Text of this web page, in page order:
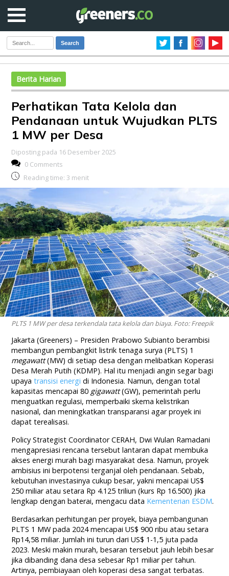
Search
Berita Harian
Perhatikan Tata Kelola dan
Pendanaan untuk Wujudkan PLTS
1 MW per Desa
Diposting pada 16 Desember 2025
0 Comments
Reading time: 3 menit
PLTS 1 MW per desa terkendala tata kelola dan biaya. Foto: Freepik
Jakarta (Greeners) – Presiden Prabowo Subianto berambisi
membangun pembangkit listrik tenaga surya (PLTS) 1
megawatt(MW) di setiap desa dengan melibatkan Koperasi
Desa Merah Putih (KDMP). Hal itu menjadi angin segar bagi
upayatransisi energi di Indonesia. Namun, dengan total
kapasitas mencapai 80 gigawatt(GW), pemerintah perlu
menguatkan regulasi, memperbaiki skema kelistrikan
nasional, dan meningkatkan transparansi agar proyek ini
dapat terealisasi.
Policy Strategist Coordinator CERAH, Dwi Wulan Ramadani
mengapresiasi rencana tersebut lantaran dapat membuka
akses energi murah bagi masyarakat desa. Namun, proyek
ambisius ini berpotensi terganjal oleh pendanaan. Sebab,
kebutuhan investasinya cukup besar, yakni mencapai US$
250 miliar atau setara Rp 4.125 triliun (kurs Rp 16.500) jika
lengkap dengan baterai, mengacu data Kementerian ESDM.
Berdasarkan perhitungan per proyek, biaya pembangunan
PLTS 1 MW pada 2024 mencapai US$ 900 ribu atau setara
Rp14,58 miliar. Jumlah ini turun dari US$ 1-1,5 juta pada
2023. Meski makin murah, besaran tersebut jauh lebih besar
jika dibanding dana desa sebesar Rp1 miliar per tahun.
Artinya, pembiayaan oleh koperasi desa sangat terbatas.